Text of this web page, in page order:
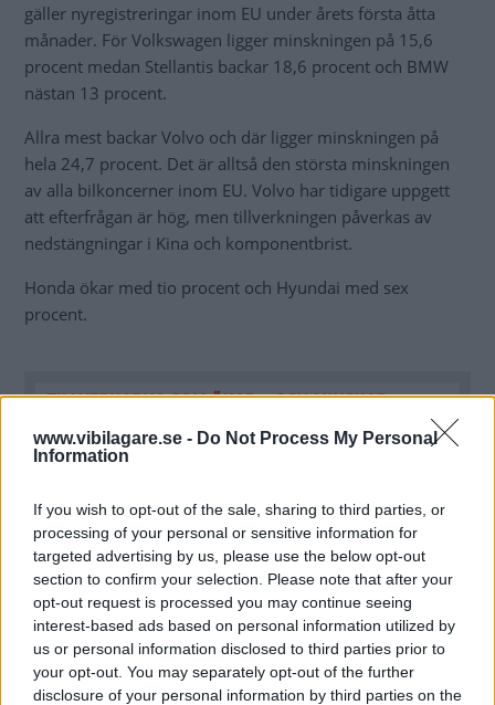
www.vibilagare.se - Do Not Process My Personal
Information
If you wish to opt-out of the sale, sharing to third parties, or
processing of your personal or sensitive information for
targeted advertising by us, please use the below opt-out
section to confirm your selection. Please note that after your
opt-out request is processed you may continue seeing
interest-based ads based on personal information utilized by
us or personal information disclosed to third parties prior to
your opt-out. You may separately opt-out of the further
disclosure of your personal information by third parties on the
gäller nyregistreringar inom EU under årets första åtta
månader. För Volkswagen ligger minskningen på 15,6
procent medan Stellantis backar 18,6 procent och BMW
nästan 13 procent.
Allra mest backar Volvo och där ligger minskningen på
hela 24,7 procent. Det är alltså den största minskningen
av alla bilkoncerner inom EU. Volvo har tidigare uppgett
att efterfrågan är hög, men tillverkningen påverkas av
nedstängningar i Kina och komponentbrist.
Honda ökar med tio procent och Hyundai med sex
procent.